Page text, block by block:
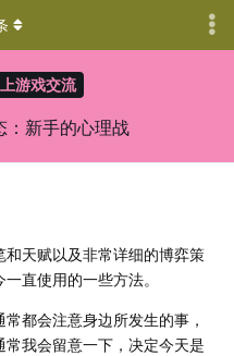
游戏交流
：新手的心理战
天赋以及非常详细的博弈策
直使用的一些方法。
都会注意身边所发生的事，
我会留意一下，决定今天是